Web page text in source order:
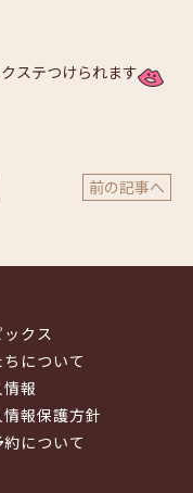
ステつけられます
前の記事へ
ックス
ちについて
報
情報保護方針
約について